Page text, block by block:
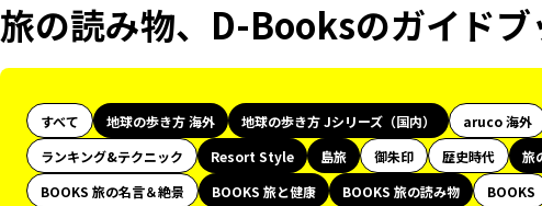
旅の読み物、D-Booksのガイドブ
すべて 地球の歩き方 海外 地球の歩き方 Jシリーズ（国内） aruco 海外
ランキング&テクニック
Resort Style 島旅 御朱印 歴史時代 旅
BOOKS 旅の名言＆絶景
BOOKS 旅と健康 BOOKS 旅の読み物 BOOKS